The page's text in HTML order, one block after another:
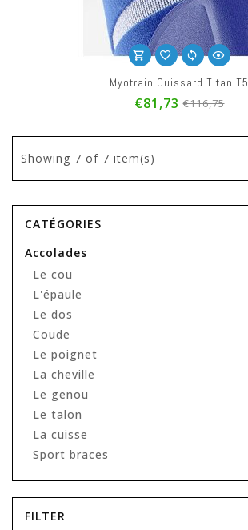
Myotrain Cuissard Titan T5
€81,73 €116,75
Showing 7 of 7 item(s)
CATÉGORIES
Accolades
Le cou
L'épaule
Le dos
Coude
Le poignet
La cheville
Le genou
Le talon
La cuisse
Sport braces
FILTER